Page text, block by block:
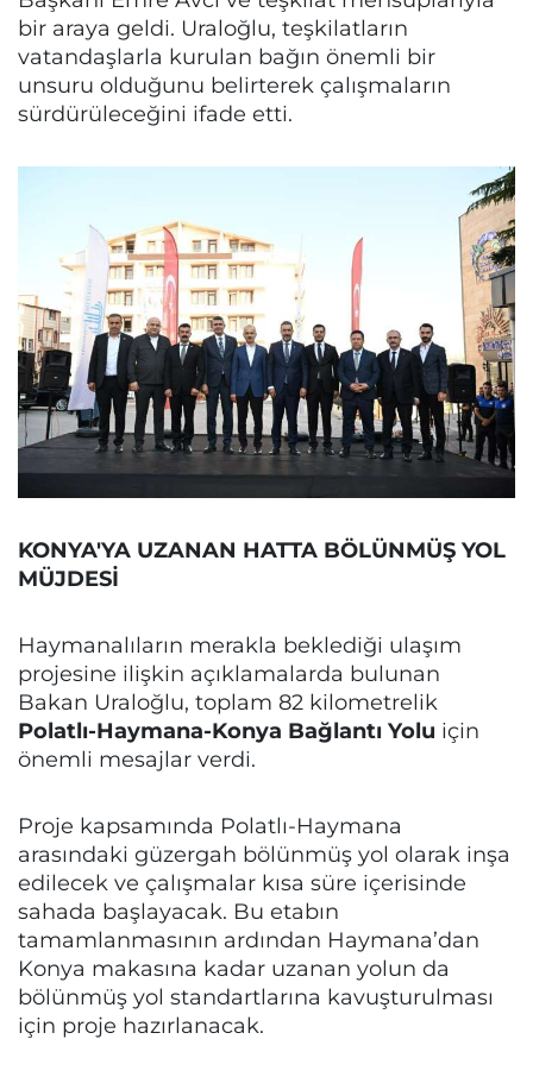
bir araya geldi. Uraloğlu, teşkilatların
vatandaşlarla kurulan bağın önemli bir
unsuru olduğunu belirterek çalışmaların
sürdürüleceğini ifade etti.
KONYA'YA UZANAN HATTA BÖLÜNMÜŞ YOL
MÜJDESİ
Haymanalıların merakla beklediği ulaşım
projesine ilişkin açıklamalarda bulunan
Bakan Uraloğlu, toplam 82 kilometrelik
Polatlı-Haymana-Konya Bağlantı Yolu için
önemli mesajlar verdi.
Proje kapsamında Polatlı-Haymana
arasındaki güzergah bölünmüş yol olarak inşa
edilecek ve çalışmalar kısa süre içerisinde
sahada başlayacak. Bu etabın
tamamlanmasının ardından Haymana’dan
Konya makasına kadar uzanan yolun da
bölünmüş yol standartlarına kavuşturulması
için proje hazırlanacak.